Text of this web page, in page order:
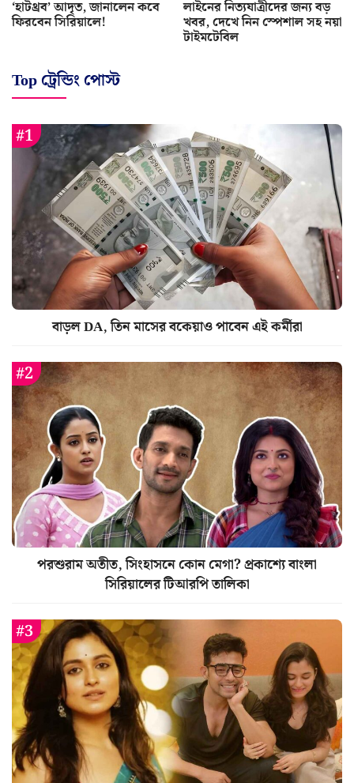
‘হাটথ্রব’ আদৃত, জানালেন কবে
ফিরবেন সিরিয়ালে!
লাইনের নিত্যযাত্রীদের জন্য বড়
খবর, দেখে নিন স্পেশাল সহ নয়া
টাইমটেবিল
Top ট্রেন্ডিং পোস্ট
বাড়ল DA, তিন মাসের বকেয়াও পাবেন এই কর্মীরা
পরশুরাম অতীত, সিংহাসনে কোন মেগা? প্রকাশ্যে বাংলা
সিরিয়ালের টিআরপি তালিকা